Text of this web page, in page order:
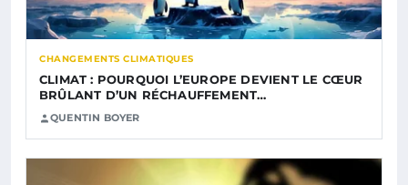
CHANGEMENTS CLIMATIQUES
CLIMAT : POURQUOI L’EUROPE DEVIENT LE CŒUR
BRÛLANT D’UN RÉCHAUFFEMENT…
QUENTIN BOYER